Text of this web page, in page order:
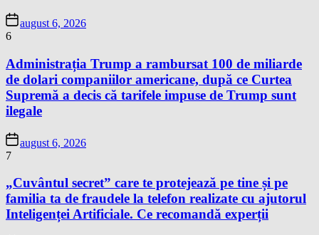
august 6, 2026
6
Administrația Trump a rambursat 100 de miliarde
de dolari companiilor americane, după ce Curtea
Supremă a decis că tarifele impuse de Trump sunt
ilegale
august 6, 2026
7
„Cuvântul secret” care te protejează pe tine și pe
familia ta de fraudele la telefon realizate cu ajutorul
Inteligenței Artificiale. Ce recomandă experții